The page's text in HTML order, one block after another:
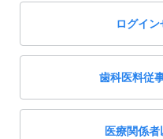
著者「箕輪和行」の検
件中 1〜2件を表示
ログイ
歯科医料従
医療関係